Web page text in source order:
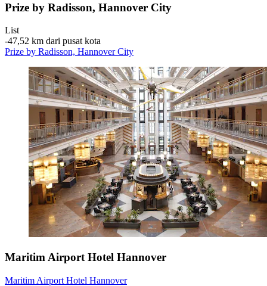
Prize by Radisson, Hannover City
List
‐47,52 km dari pusat kota
Prize by Radisson, Hannover City
Maritim Airport Hotel Hannover
Maritim Airport Hotel Hannover